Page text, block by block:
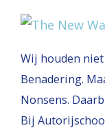
Wij houden
Benadering.
Nonsens.
Bij